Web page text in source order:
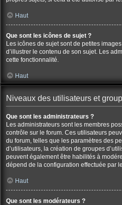
Haut
Que sont les icônes de sujet ?
Les icônes de sujet sont de petites
d’illustrer le contenu de son sujet. Les
cette fonctionnalité.
Haut
Niveaux des utilisateurs et
Que sont les administrateurs ?
Les administrateurs sont les membres
contrôle sur le forum. Ces utilisateurs
du forum, telles que les paramètres des
d’utilisateurs, la création de groupes
peuvent également être habilités à
dépend de la configuration effectuée par
Haut
Que sont les modérateurs ?